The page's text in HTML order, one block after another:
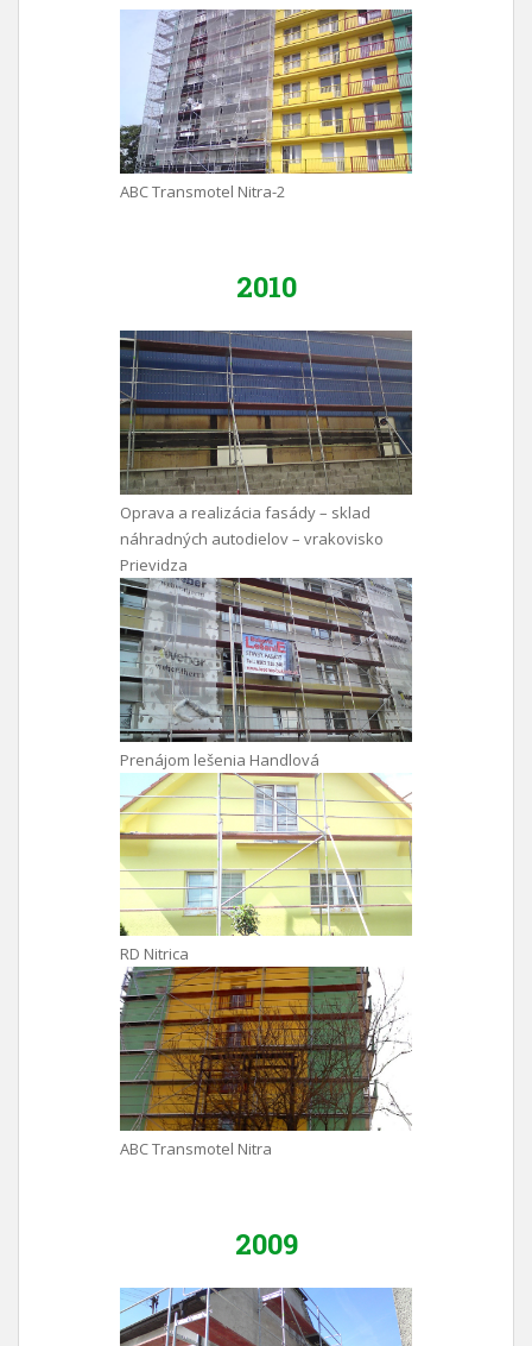
ABC Transmotel Nitra-2
2010
Oprava a realizácia fasády – sklad
náhradných autodielov – vrakovisko
Prievidza
Prenájom lešenia Handlová
RD Nitrica
ABC Transmotel Nitra
2009